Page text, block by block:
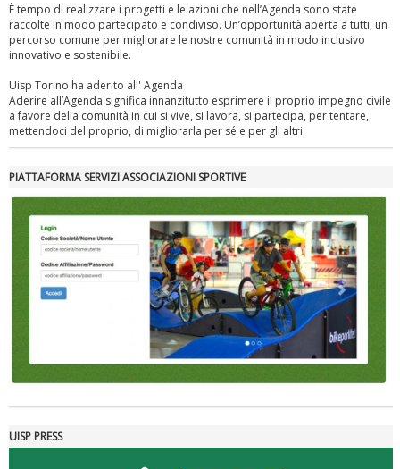
È tempo di realizzare i progetti e le azioni che nell’Agenda sono state
raccolte in modo partecipato e condiviso. Un’opportunità aperta a tutti, un
percorso comune per migliorare le nostre comunità in modo inclusivo
innovativo e sostenibile.
Uisp Torino ha aderito all' Agenda
Aderire all’Agenda significa innanzitutto esprimere il proprio impegno civile
a favore della comunità in cui si vive, si lavora, si partecipa, per tentare,
mettendoci del proprio, di migliorarla per sé e per gli altri.
PIATTAFORMA SERVIZI ASSOCIAZIONI SPORTIVE
UISP PRESS